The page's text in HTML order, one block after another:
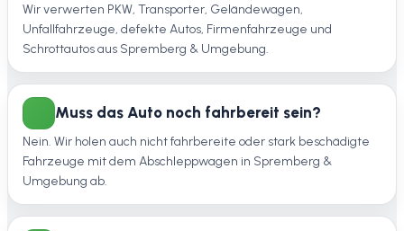
Wir verwerten PKW, Transporter, Geländewagen,
Unfallfahrzeuge, defekte Autos, Firmenfahrzeuge und
Schrottautos aus Spremberg & Umgebung.
Muss das Auto noch fahrbereit sein?
Nein. Wir holen auch nicht fahrbereite oder stark beschädigte
Fahrzeuge mit dem Abschleppwagen in Spremberg &
Umgebung ab.